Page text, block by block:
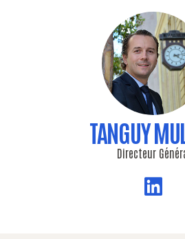
TANGUY
Directeur